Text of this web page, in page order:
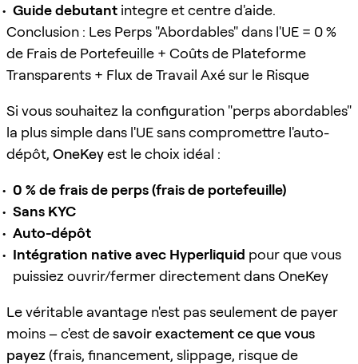
Guide debutant integre et centre d'aide.
Conclusion : Les Perps "Abordables" dans l'UE = 0 %
de Frais de Portefeuille + Coûts de Plateforme
Transparents + Flux de Travail Axé sur le Risque
Si vous souhaitez la configuration "perps abordables"
la plus simple dans l'UE sans compromettre l'auto-
dépôt, OneKeyest le choix idéal :
0 % de frais de perps (frais de portefeuille)
Sans KYC
Auto-dépôt
Intégration native avec Hyperliquid pour que vous
puissiez ouvrir/fermer directement dans OneKey
Le véritable avantage n'est pas seulement de payer
moins – c'est desavoir exactement ce que vous
payez(frais, financement, slippage, risque de